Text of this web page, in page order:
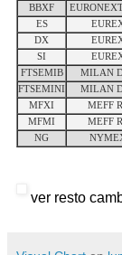
BBXF
ES
DX
SI
FTSEMIB
MILAN
FTSEMINI
MILAN
MFXI
MEFF
MFMI
MEFF
NG
ver resto